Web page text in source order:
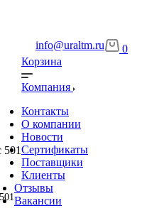
info@uraltm.ru
0
Корзина
Компания
Контакты
О компании
Новости
Сертификаты
Поставщики
Клиенты
Отзывы
Вакансии